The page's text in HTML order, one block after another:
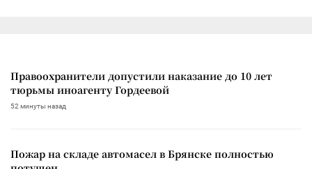
Правоохранители допустили наказание до 10 лет
тюрьмы иноагенту Гордеевой
52 минуты назад
Пожар на складе автомасел в Брянске полностью